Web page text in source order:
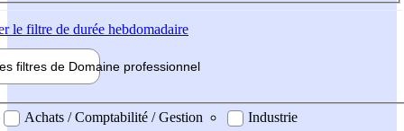
le filtre de durée hebdomadaire
filtres de Domaine professionnel
professionel
Achats / Comptabilité / Gestion
Industrie